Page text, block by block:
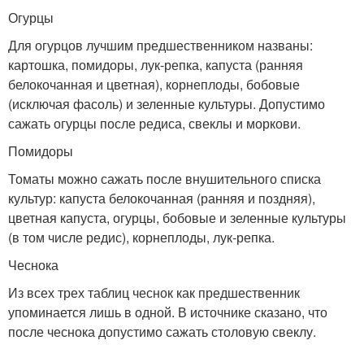
Огурцы
Для огурцов лучшим предшественником названы:
картошка, помидоры, лук-репка, капуста (ранняя
белокочанная и цветная), корнеплоды, бобовые
(исключая фасоль) и зеленные культуры. Допустимо
сажать огурцы после редиса, свеклы и моркови.
Помидоры
Томаты можно сажать после внушительного списка
культур: капуста белокочанная (ранняя и поздняя),
цветная капуста, огурцы, бобовые и зеленные культуры
(в том числе редис), корнеплоды, лук-репка.
Чеснока
Из всех трех таблиц чеснок как предшественник
упоминается лишь в одной. В источнике сказано, что
после чеснока допустимо сажать столовую свеклу.